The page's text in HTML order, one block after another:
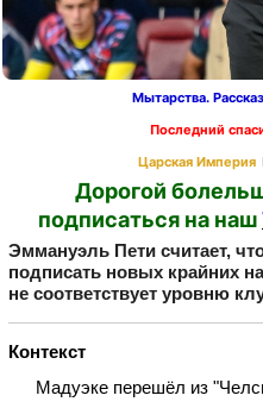
Мытарства.
Последний
Царская Империя
Дорогой
подписаться на наш
Эммануэль Пети считает,
подписать новых крайних
не соответствует уровню
Контекст
Мадуэке перешёл из